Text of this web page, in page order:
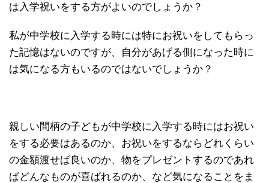
は入学祝いをする方がよいのでしょうか？
私が中学校に入学する時には特にお祝いをしてもらっ
た記憶はないのですが、自分があげる側になった時に
は気になる方もいるのではないでしょうか？
親しい間柄の子どもが中学校に入学する時にはお祝い
をする必要はあるのか、お祝いをするならどれくらい
の金額渡せば良いのか、物をプレゼントするのであれ
ばどんなものが喜ばれるのか、など気になることをま